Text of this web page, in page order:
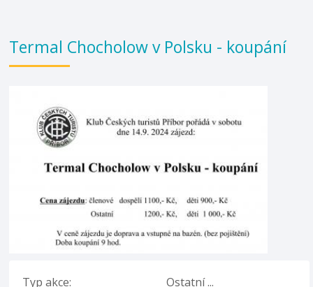
Termal Chocholow v Polsku - koupání
Typ akce:
Ostatní ...